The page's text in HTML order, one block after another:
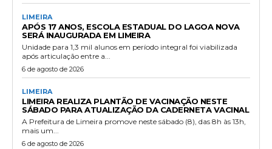
LIMEIRA
APÓS 17 ANOS, ESCOLA ESTADUAL DO LAGOA NOVA
SERÁ INAUGURADA EM LIMEIRA
Unidade para 1,3 mil alunos em período integral foi viabilizada
após articulação entre a...
6 de agosto de 2026
LIMEIRA
LIMEIRA REALIZA PLANTÃO DE VACINAÇÃO NESTE
SÁBADO PARA ATUALIZAÇÃO DA CADERNETA VACINAL
A Prefeitura de Limeira promove neste sábado (8), das 8h às 13h,
mais um...
6 de agosto de 2026